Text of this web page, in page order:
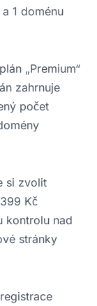
1 doménu
„Premium“
zahrnuje
počet
si zvolit
Kč
kontrolu nad
stránky